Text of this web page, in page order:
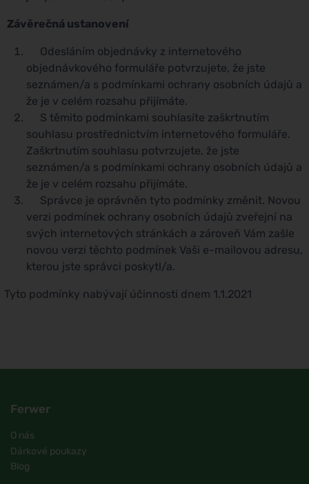
Závěrečná ustanovení
Odesláním objednávky z internetového
objednávkového formuláře potvrzujete, že jste
seznámen/a s podmínkami ochrany osobních údajů a
že je v celém rozsahu přijímáte.
S těmito podmínkami souhlasíte zaškrtnutím
souhlasu prostřednictvím internetového formuláře.
Zaškrtnutím souhlasu potvrzujete, že jste
seznámen/a s podmínkami ochrany osobních údajů a
že je v celém rozsahu přijímáte.
Správce je oprávněn tyto podmínky změnit. Novou
verzi podmínek ochrany osobních údajů zveřejní na
svých internetových stránkách a zároveň Vám zašle
novou verzi těchto podmínek Vaši e-mailovou adresu,
kterou jste správci poskytl/a.
Tyto podmínky nabývají účinnosti dnem 1.1.2021
Ferwer
O nás
Dárkové poukazy
Blog